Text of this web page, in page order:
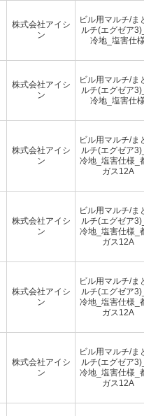
株式会社アイシ
ン
ビル用マルチ/ま
ルチ(エグゼア
冷地_塩害仕
株式会社アイシ
ン
ビル用マルチ/ま
ルチ(エグゼア
冷地_塩害仕
株式会社アイシ
ン
ビル用マルチ/ま
ルチ(エグゼア
冷地_塩害仕様_
ガス12A
株式会社アイシ
ン
ビル用マルチ/ま
ルチ(エグゼア
冷地_塩害仕様_
ガス12A
株式会社アイシ
ン
ビル用マルチ/ま
ルチ(エグゼア
冷地_塩害仕様_
ガス12A
株式会社アイシ
ン
ビル用マルチ/ま
ルチ(エグゼア
冷地_塩害仕様_
ガス12A